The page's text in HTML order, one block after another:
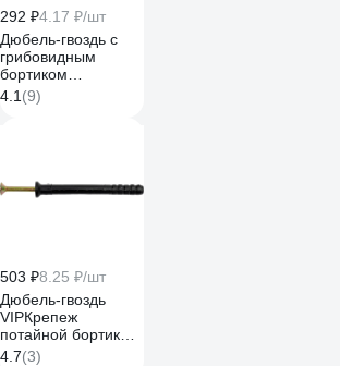
292 ₽4.17 ₽/шт
Дюбель-гвоздь с
грибовидным
бортиком
Качественный
Крепеж 6х60 70 шт
4.1 (9)
503 ₽8.25 ₽/шт
Дюбель-гвоздь
VIPКрепеж
потайной бортик
6х60 61 шт 30814
4.7(3)